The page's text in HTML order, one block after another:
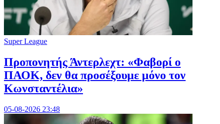
Super League
Προπονητής Άντερλεχτ: «Φαβορί ο
ΠΑΟΚ, δεν θα προσέξουμε μόνο τον
Κωνσταντέλια»
05-08-2026 23:48